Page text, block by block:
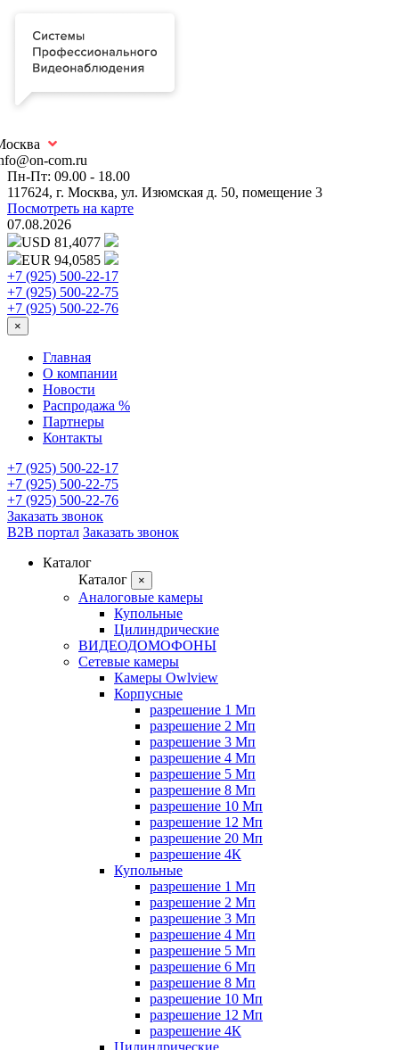
com.ru
Пн-Пт: 09.00 - 18.00
117624, г. Москва, ул. Изюмская д. 50, помещение 3
Посмотреть на карте
07.08.2026
USD 81,4077
EUR 94,0585
+7 (925) 500-22-17
+7 (925) 500-22-75
+7 (925) 500-22-76
×
Главная
О компании
Новости
Распродажа %
Партнеры
Контакты
+7 (925) 500-22-17
+7 (925) 500-22-75
+7 (925) 500-22-76
Заказать звонок
B2B портал Заказать звонок
Каталог
Каталог
×
Аналоговые камеры
Купольные
Цилиндрические
ВИДЕОДОМОФОНЫ
Сетевые камеры
Камеры Owlview
Корпусные
разрешение 1 Мп
разрешение 2 Мп
разрешение 3 Мп
разрешение 4 Мп
разрешение 5 Мп
разрешение 8 Мп
разрешение 10 Мп
разрешение 12 Мп
разрешение 20 Мп
разрешение 4К
Купольные
разрешение 1 Мп
разрешение 2 Мп
разрешение 3 Мп
разрешение 4 Мп
разрешение 5 Мп
разрешение 6 Мп
разрешение 8 Мп
разрешение 10 Мп
разрешение 12 Мп
разрешение 4К
Цилиндрические